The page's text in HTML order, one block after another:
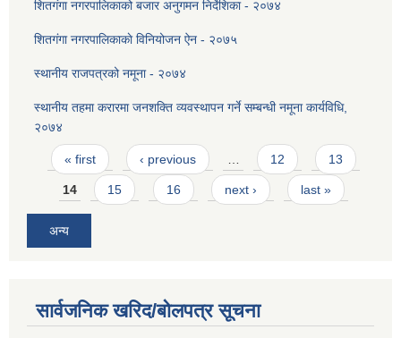
शितगंगा नगरपालिकाको बजार अनुगमन निर्देशिका - २०७४
शितग‌ंगा नगरपालिकाकाे विनियोजन ऐन - २०७५
स्थानीय राजपत्रको नमूना - २०७४
स्थानीय तहमा करारमा जनशक्ति व्यवस्थापन गर्ने सम्बन्धी नमूना कार्यविधि,
२०७४
Pages
« first ‹ previous 12 13
14 15 16 next › last »
अन्य
सार्वजनिक खरिद/बोलपत्र सूचना